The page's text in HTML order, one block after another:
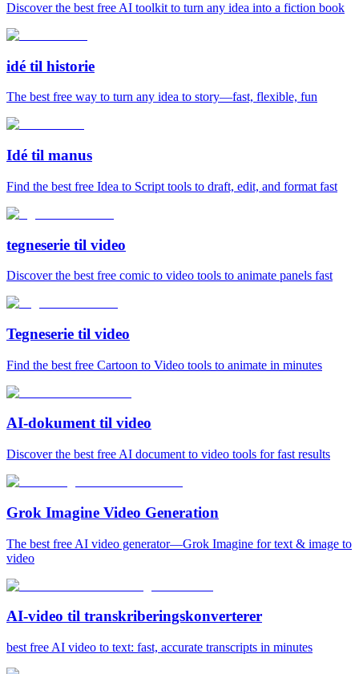
Discover the best free AI toolkit to turn any idea into a fiction book
idé til historie
The best free way to turn any idea to story—fast, flexible, fun
Idé til manus
Find the best free Idea to Script tools to draft, edit, and format fast
tegneserie til video
Discover the best free comic to video tools to animate panels fast
Tegneserie til video
Find the best free Cartoon to Video tools to animate in minutes
AI-dokument til video
Discover the best free AI document to video tools for fast results
Grok Imagine Video Generation
The best free AI video generator—Grok Imagine for text & image to
video
AI-video til transkriberingskonverterer
best free AI video to text: fast, accurate transcripts in minutes